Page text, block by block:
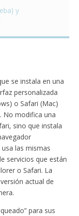
y
se instala en una
personalizada
o Safari (Mac)
No modifica una
sino que instala
las mismas
servicios que están
o Safari. La
actual de
para sus